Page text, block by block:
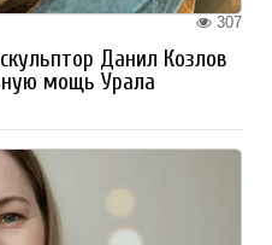
307
Данил Козлов
мощь Урала